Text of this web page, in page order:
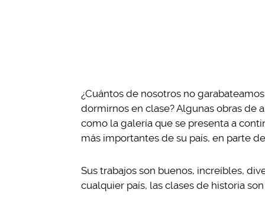
¿Cuántos de nosotros no
dormirnos en clase? Algunas obras de
como la galería que se presenta a
más importantes de su país, en parte
Sus trabajos son buenos, increíbles,
cualquier país, las clases de historia